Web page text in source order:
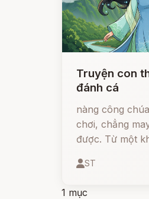
Truyện con
đánh cá
nàng công
chơi, chẳng
được. Từ một
giữa hòn Non
ST
1 mục